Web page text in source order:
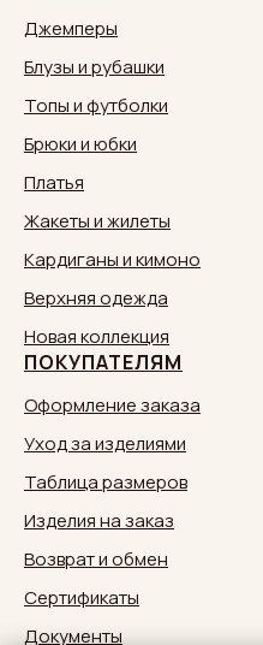
Джемперы
Блузы и рубашки
Топы и футболки
Брюки и юбки
Платья
Жакеты и жилеты
Кардиганы и кимоно
Верхняя одежда
Новая коллекция
ПОКУПАТЕЛЯМ
Оформление заказа
Уход за изделиями
Таблица размеров
Изделия на заказ
Возврат и обмен
Сертификаты
Документы